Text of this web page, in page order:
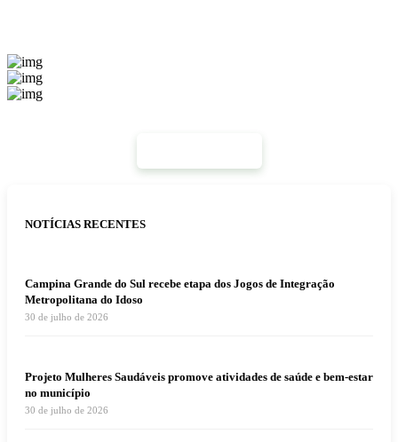
NOTÍCIAS RECENTES
Campina Grande do Sul recebe etapa dos Jogos de Integração
Metropolitana do Idoso
30 de julho de 2026
Projeto Mulheres Saudáveis promove atividades de saúde e bem-estar
no município
30 de julho de 2026